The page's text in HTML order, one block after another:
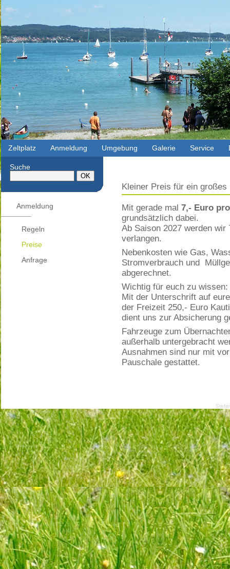
Suche
Anmeldung
Regeln
Preise
Anfrage
Kleiner Preis für ein großes
Mit gerade mal 7,- Euro
grundsätzlich dabei.
Ab Saison 2027 werden wir
verlangen.
Nebenkosten wie Gas,
Stromverbrauch und
abgerechnet.
Wichtig für euch zu wissen:
Mit der Unterschrift auf
der Freizeit 250,- Euro
dient uns zur Absicherung
Fahrzeuge zum
außerhalb untergebracht
Ausnahmen sind nur mit
Pauschale gestattet.
Zeltplatz Anmeldung Umgebung Galerie Service